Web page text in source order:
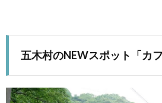
五木村のNEWスポット「カ